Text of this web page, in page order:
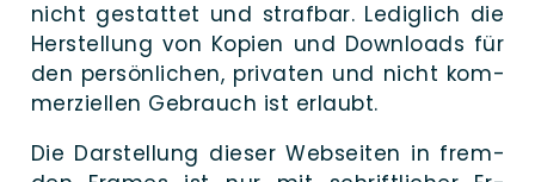
nicht gestat­tet und straf­bar. Ledig­lich die
Her­stellung von Kopien und Down­loads für
den per­sönlichen, pri­vaten und nicht kom­
mer­zi­el­len Ge­brauch ist erlaubt.
Die Dar­stellung die­ser Web­seiten in frem­